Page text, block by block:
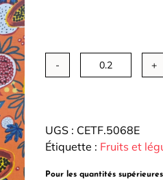
quantité
-
Tutti
Frutti
UGS : CETF.5068E
Étiquette : Fruits et
Pour les quantités